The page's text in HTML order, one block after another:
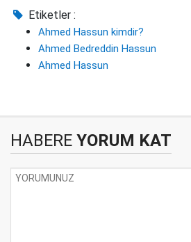
Etiketler :
Ahmed Hassun kimdir?
Ahmed Bedreddin Hassun
Ahmed Hassun
HABERE YORUM KAT